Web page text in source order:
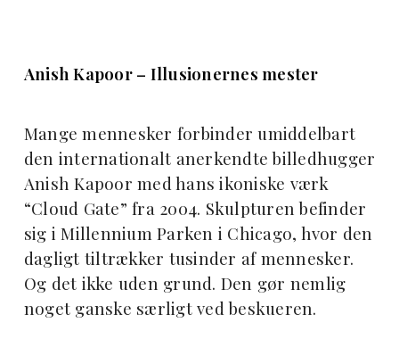
Anish Kapoor – Illusionernes mester
Mange mennesker forbinder umiddelbart
den internationalt anerkendte billedhugger
Anish Kapoor med hans ikoniske værk
“Cloud Gate” fra 2004. Skulpturen befinder
sig i Millennium Parken i Chicago, hvor den
dagligt tiltrækker tusinder af mennesker.
Og det ikke uden grund. Den gør nemlig
noget ganske særligt ved beskueren.